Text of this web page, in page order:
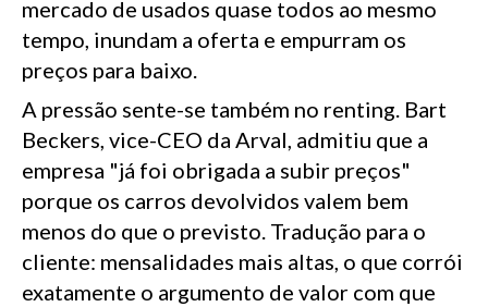
mercado de usados quase todos ao mesmo
tempo, inundam a oferta e empurram os
preços para baixo.
A pressão sente-se também no renting. Bart
Beckers, vice-CEO da Arval, admitiu que a
empresa "já foi obrigada a subir preços"
porque os carros devolvidos valem bem
menos do que o previsto. Tradução para o
cliente: mensalidades mais altas, o que corrói
exatamente o argumento de valor com que